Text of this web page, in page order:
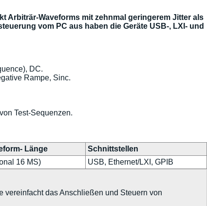
Arbiträr-Waveforms mit zehnmal geringerem Jitter als
vom PC aus haben die Geräte USB-, LXI- und
DC.
Rampe, Sinc.
Test-Sequenzen.
Länge
Schnittstellen
16 MS) USB, Ethernet/LXI, GPIB
vereinfacht das Anschließen und Steuern von